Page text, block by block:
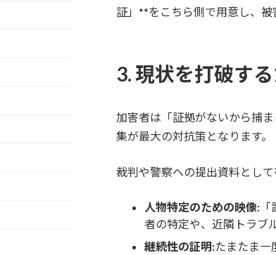
証」**をこちら側で用意し、被
3. 現状を打破す
加害者は「証拠がないから捕
集が最大の対抗策となります。
裁判や警察への提出資料とし
人物特定のための映像:「
者の特定や、近隣トラブ
継続性の証明:たまたま一